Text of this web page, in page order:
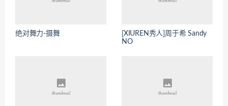
绝对舞力-摄舞
[XIUREN秀人]周于希 Sandy
NO